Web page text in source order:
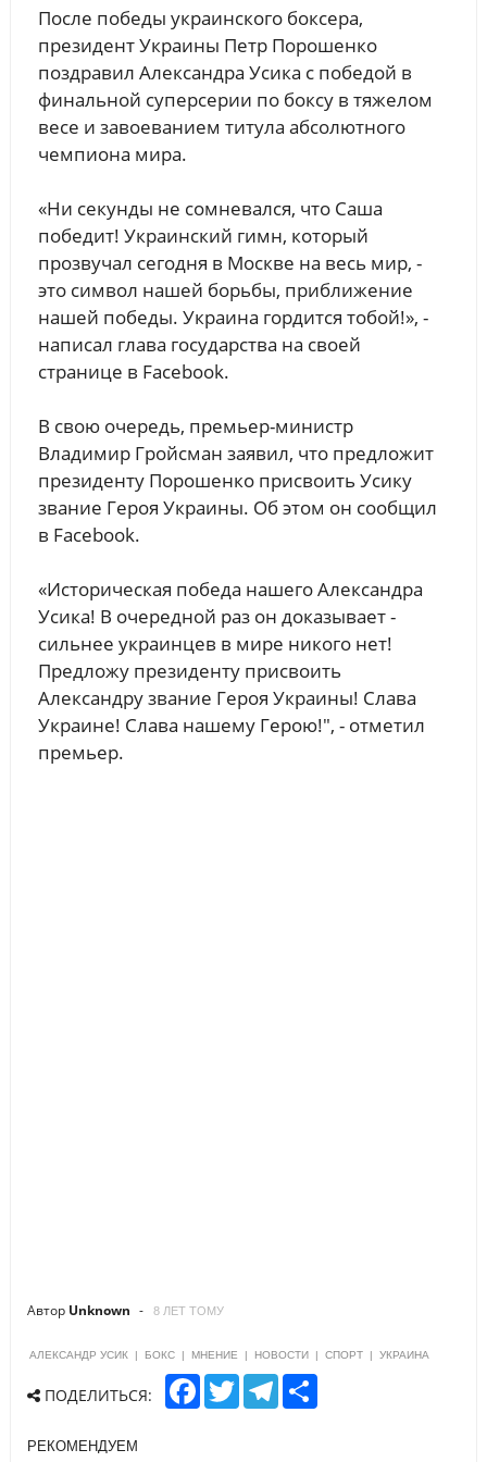
После победы украинского боксера,
президент Украины Петр Порошенко
поздравил Александра Усика с победой в
финальной суперсерии по боксу в тяжелом
весе и завоеванием титула абсолютного
чемпиона мира.
«Ни секунды не сомневался, что Саша
победит! Украинский гимн, который
прозвучал сегодня в Москве на весь мир, -
это символ нашей борьбы, приближение
нашей победы. Украина гордится тобой!», -
написал глава государства на своей
странице в Facebook.
В свою очередь, премьер-министр
Владимир Гройсман заявил, что предложит
президенту Порошенко присвоить Усику
звание Героя Украины. Об этом он сообщил
в Facebook.
«Историческая победа нашего Александра
Усика! В очередной раз он доказывает -
сильнее украинцев в мире никого нет!
Предложу президенту присвоить
Александру звание Героя Украины! Слава
Украине! Слава нашему Герою!", - отметил
премьер.
Автор Unknown 8 ЛЕТ ТОМУ
АЛЕКСАНДР УСИК | БОКС | МНЕНИЕ | НОВОСТИ | СПОРТ | УКРАИНА
ПОДЕЛИТЬСЯ:
F
T
w
T
S
РЕКОМЕНДУЕМ